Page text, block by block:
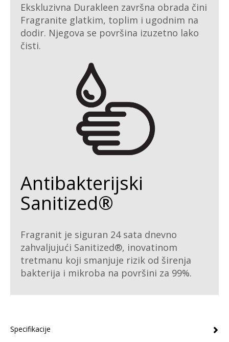
Ekskluzivna Durakleen završna obrada čini
Fragranite glatkim, toplim i ugodnim na
dodir. Njegova se površina izuzetno lako
čisti.
Antibakterijski
Sanitized®
Fragranit je siguran 24 sata dnevno
zahvaljujući Sanitized®, inovatinom
tretmanu koji smanjuje rizik od širenja
bakterija i mikroba na površini za 99%.
Specifikacije